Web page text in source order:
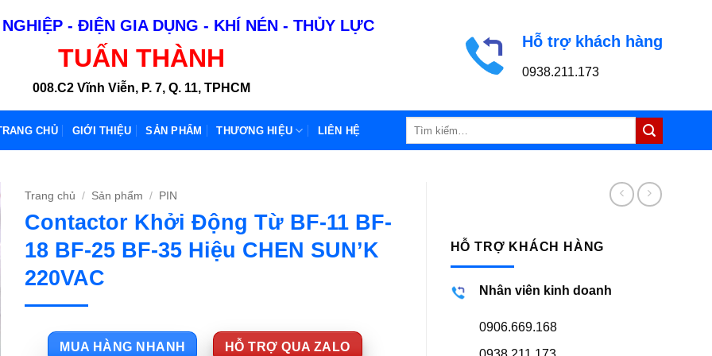
- ĐIỆN GIA DỤNG - KHÍ NÉN - THỦY LỰC
TUẤN THÀNH
008.C2 Vĩnh Viễn, P. 7, Q. 11, TPHCM
Hỗ trợ khách hàng
0938.211.173
CHỦ GIỚI THIỆU SẢN PHẨM THƯƠNG HIỆU LIÊN HỆ
Trang chủ / Sản phẩm / PIN
Contactor Khởi Động Từ BF-11 BF-
18 BF-25 BF-35 Hiệu CHEN SUN’K
220VAC
MUA HÀNG NHANH HỖ TRỢ QUA ZALO
HỖ TRỢ KHÁCH HÀNG
Nhân viên kinh doanh
0906.669.168